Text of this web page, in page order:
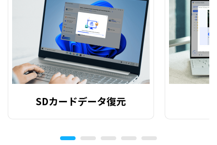
SDカードデータ復元